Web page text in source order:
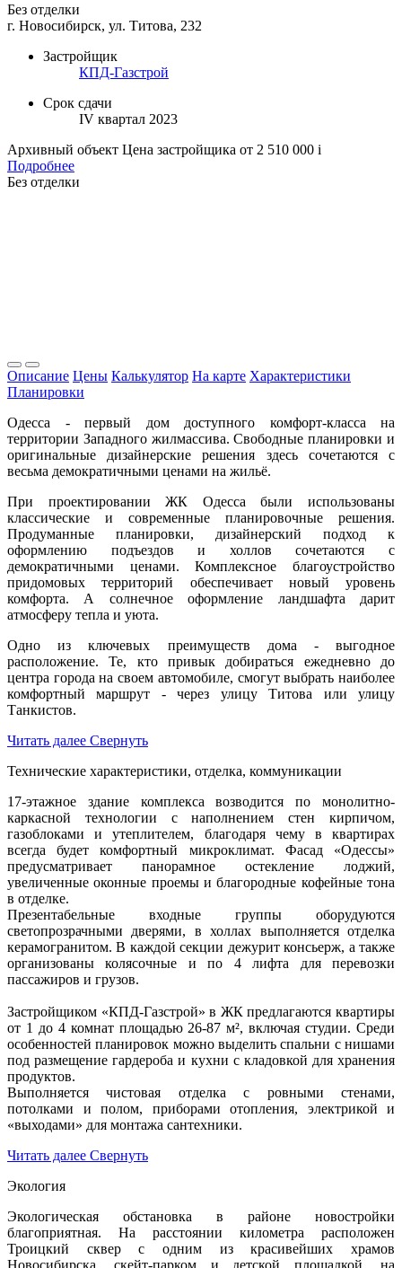
Без отделки
г. Новосибирск, ул. Титова, 232
Застройщик
КПД-Газстрой
Срок сдачи
IV квартал 2023
Архивный объект Цена застройщика от 2 510 000 i
Подробнее
Без отделки
Описание Цены Калькулятор На карте Характеристики
Планировки
Одесса - первый дом доступного комфорт-класса на
территории Западного жилмассива. Свободные планировки и
оригинальные дизайнерские решения здесь сочетаются с
весьма демократичными ценами на жильё.
При проектировании ЖК Одесса были использованы
классические и современные планировочные решения.
Продуманные планировки, дизайнерский подход к
оформлению подъездов и холлов сочетаются с
демократичными ценами. Комплексное благоустройство
придомовых территорий обеспечивает новый уровень
комфорта. А солнечное оформление ландшафта дарит
атмосферу тепла и уюта.
Одно из ключевых преимуществ дома - выгодное
расположение. Те, кто привык добираться ежедневно до
центра города на своем автомобиле, смогут выбрать наиболее
комфортный маршрут - через улицу Титова или улицу
Танкистов.
Читать далее Свернуть
Технические характеристики, отделка, коммуникации
17-этажное здание комплекса возводится по монолитно-
каркасной технологии с наполнением стен кирпичом,
газоблоками и утеплителем, благодаря чему в квартирах
всегда будет комфортный микроклимат. Фасад «Одессы»
предусматривает панорамное остекление лоджий,
увеличенные оконные проемы и благородные кофейные тона
в отделке.
Презентабельные входные группы оборудуются
светопрозрачными дверями, в холлах выполняется отделка
керамогранитом. В каждой секции дежурит консьерж, а также
организованы колясочные и по 4 лифта для перевозки
пассажиров и грузов.
Застройщиком «КПД-Газстрой» в ЖК предлагаются квартиры
от 1 до 4 комнат площадью 26-87 м², включая студии. Среди
особенностей планировок можно выделить спальни с нишами
под размещение гардероба и кухни с кладовкой для хранения
продуктов.
Выполняется чистовая отделка с ровными стенами,
потолками и полом, приборами отопления, электрикой и
«выходами» для монтажа сантехники.
Читать далее Свернуть
Экология
Экологическая обстановка в районе новостройки
благоприятная. На расстоянии километра расположен
Троицкий сквер с одним из красивейших храмов
Новосибирска, скейт-парком и детской площадкой, на